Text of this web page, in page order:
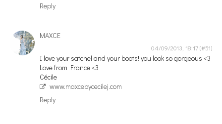
Reply
MAXCE
04/09/2013, 18:17
I love your satchel and your boots! you look so gorgeous <3
Love from France <3
Cécile
www.maxcebycecilej.com
Reply